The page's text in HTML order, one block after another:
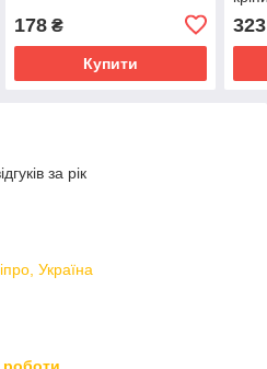
178₴
Купити
RAL
323
за рік
Україна